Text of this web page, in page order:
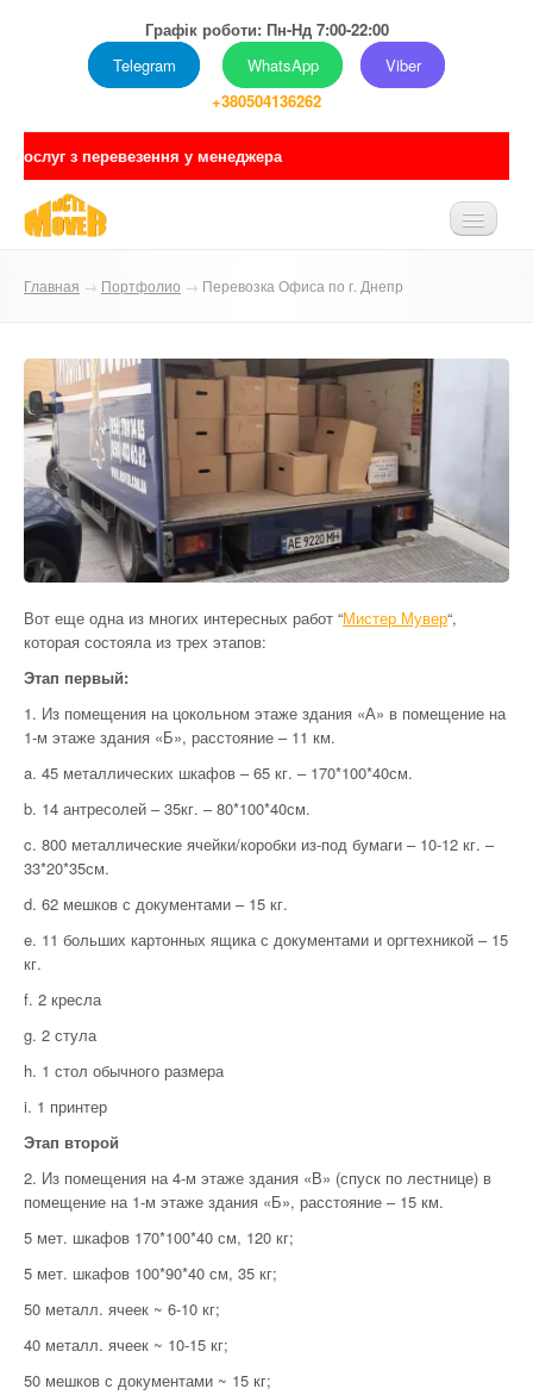
Графік роботи: Пн-Нд 7:00-22:00
Telegram
WhatsApp
Viber
+380504136262
[:ru]УСЛУГИ[:uk]ПОСЛУГИ[:]
[:ru]ПРАЙС[:uk]ПРАЙС[:]
[:ru]ПОРТФОЛИО[:uk]ПОРТФОЛІО[:]
[:ru]КОНТАКТЫ[:uk]КОНТАКТИ[:]
Главная → Портфолио → Перевозка Офиса по г. Днепр
Вот еще одна из многих интересных работ “Мистер Мувер“,
которая состояла из трех этапов:
Этап первый:
1. Из помещения на цокольном этаже здания «А» в помещение на
1-м этаже здания «Б», расстояние – 11 км.
a. 45 металлических шкафов – 65 кг. – 170*100*40см.
b. 14 антресолей – 35кг. – 80*100*40см.
c. 800 металлические ячейки/коробки из-под бумаги – 10-12 кг. –
33*20*35см.
d. 62 мешков с документами – 15 кг.
e. 11 больших картонных ящика с документами и оргтехникой – 15
кг.
f. 2 кресла
g. 2 стула
h. 1 стол обычного размера
i. 1 принтер
Этап второй
2. Из помещения на 4-м этаже здания «В» (спуск по лестнице) в
помещение на 1-м этаже здания «Б», расстояние – 15 км.
5 мет. шкафов 170*100*40 см, 120 кг;
5 мет. шкафов 100*90*40 см, 35 кг;
50 металл. ячеек ~ 6-10 кг;
40 металл. ячеек ~ 10-15 кг;
50 мешков с документами ~ 15 кг;